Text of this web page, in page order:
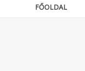
FŐOLDAL